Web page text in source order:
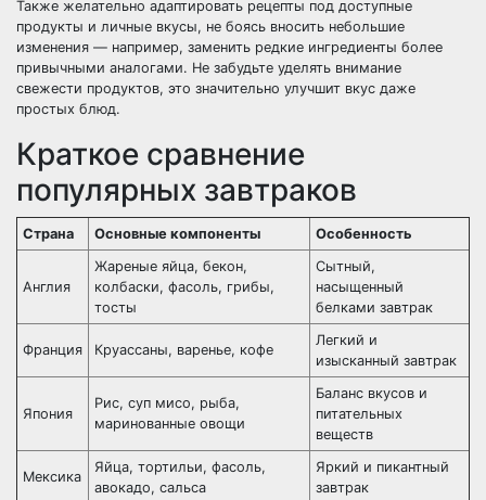
Также желательно адаптировать рецепты под доступные
продукты и личные вкусы, не боясь вносить небольшие
изменения — например, заменить редкие ингредиенты более
привычными аналогами. Не забудьте уделять внимание
свежести продуктов, это значительно улучшит вкус даже
простых блюд.
Краткое сравнение
популярных завтраков
Страна Основные компоненты Особенность
Англия
Жареные яйца, бекон,
колбаски, фасоль, грибы,
тосты
Сытный,
насыщенный
белками завтрак
Франция Круассаны, варенье, кофе
Легкий и
изысканный завтрак
Япония
Рис, суп мисо, рыба,
маринованные овощи
Баланс вкусов и
питательных
веществ
Мексика
Яйца, тортильи, фасоль,
авокадо, сальса
Яркий и пикантный
завтрак